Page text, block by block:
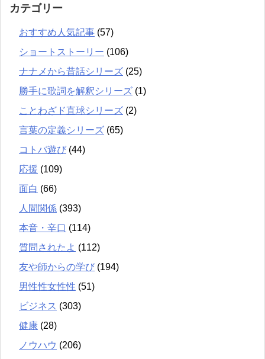
カテゴリー
おすすめ人気記事 (57)
ショートストーリー (106)
ナナメから昔話シリーズ (25)
勝手に歌詞を解釈シリーズ (1)
ことわざド直球シリーズ (2)
言葉の定義シリーズ (65)
コトバ遊び (44)
応援 (109)
面白 (66)
人間関係 (393)
本音・辛口 (114)
質問されたよ (112)
友や師からの学び (194)
男性性女性性 (51)
ビジネス (303)
健康 (28)
ノウハウ (206)